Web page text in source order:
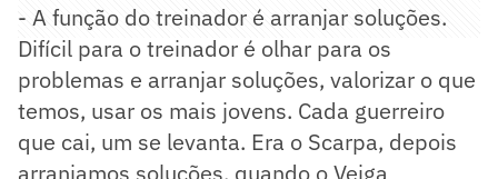
- A função do treinador é arranjar soluções.
Difícil para o treinador é olhar para os
problemas e arranjar soluções, valorizar o que
temos, usar os mais jovens. Cada guerreiro
que cai, um se levanta. Era o Scarpa, depois
arranjamos soluções, quando o Veiga